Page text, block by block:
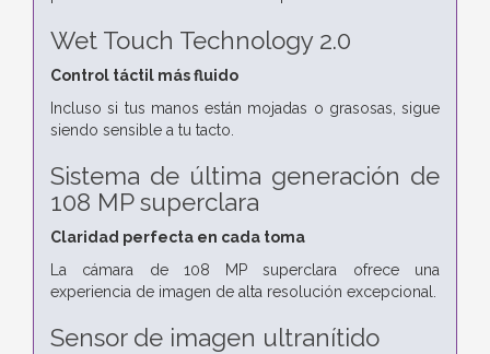
Wet Touch Technology 2.0
Control táctil más fluido
Incluso si tus manos están mojadas o grasosas, sigue
siendo sensible a tu tacto.
Sistema de última generación de
108 MP superclara
Claridad perfecta en cada toma
La cámara de 108 MP superclara ofrece una
experiencia de imagen de alta resolución excepcional.
Sensor de imagen ultranítido